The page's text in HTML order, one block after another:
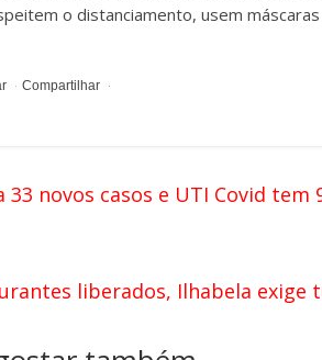
o distanciamento, usem
novos casos e UTI Covid tem
liberados, Ilhabela exige